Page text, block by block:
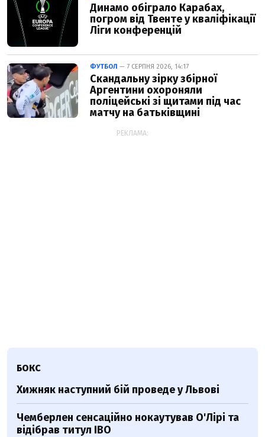
Динамо обіграло Карабах,
погром від Твенте у кваліфікації
Ліги конференцій
ФУТБОЛ — 7 СЕРПНЯ 2026, 14:17
Скандальну зірку збірної
Аргентини охороняли
поліцейські зі щитами під час
матчу на батьківщині
РЕКЛАМА:
БОКС
Хижняк наступний бій проведе у Львові
Чемберлен сенсаційно нокаутував О'Лірі та
відібрав титул IBO